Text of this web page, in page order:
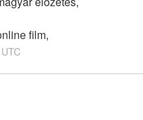
film,
UTC